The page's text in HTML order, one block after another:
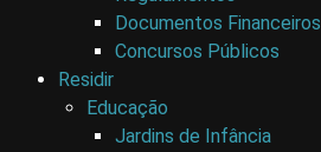
Documentos Financeiros
Concursos Públicos
Residir
Educação
Jardins de Infância